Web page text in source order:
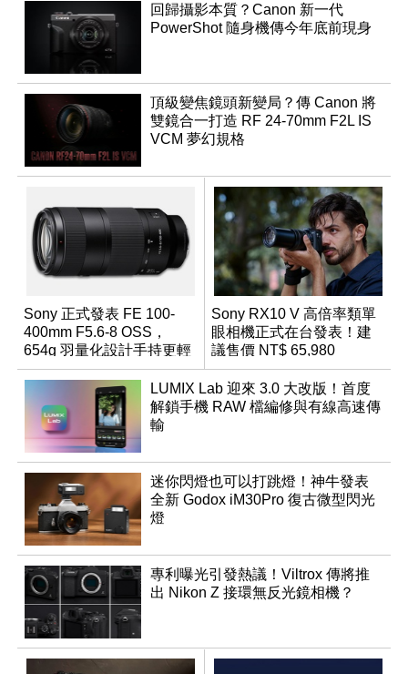
回歸攝影本質？Canon 新一代
PowerShot 隨身機傳今年底前現身
頂級變焦鏡頭新變局？傳 Canon 將
雙鏡合一打造 RF 24-70mm F2L IS
VCM 夢幻規格
Sony 正式發表 FE 100-
400mm F5.6-8 OSS，
654g 羽量化設計手持更輕
鬆
Sony RX10 V 高倍率類單
眼相機正式在台發表！建
議售價 NT$ 65,980
LUMIX Lab 迎來 3.0 大改版！首度
解鎖手機 RAW 檔編修與有線高速傳
輸
迷你閃燈也可以打跳燈！神牛發表
全新 Godox iM30Pro 復古微型閃光
燈
專利曝光引發熱議！Viltrox 傳將推
出 Nikon Z 接環無反光鏡相機？